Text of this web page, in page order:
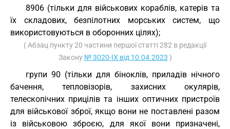
8906 (тільки для військових кораблів, катерів та
їх складових, безпілотних морських систем, що
використовуються в оборонних цілях);
( Абзац пункту 20 частини першої статті 282 в редакції
Закону № 3020-IX від 10.04.2023 )
групи 90 (тільки для біноклів, приладів нічного
бачення, тепловізорів, захисних окулярів,
телескопічних прицілів та інших оптичних пристроїв
для військової зброї, якщо вони не поставлені разом
із військовою зброєю, для якої вони призначені,